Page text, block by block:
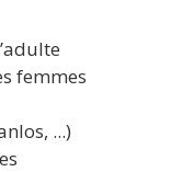
femmes
...)